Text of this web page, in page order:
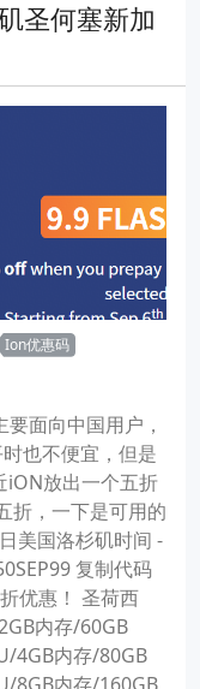
圣何塞新加
Ion优惠码
面向中国用户，
也不便宜，但是
iON放出一个五折
折，一下是可用的
美国洛杉矶时间 -
复制代码
优惠！ 圣荷西
内存/60GB
4GB内存/80GB